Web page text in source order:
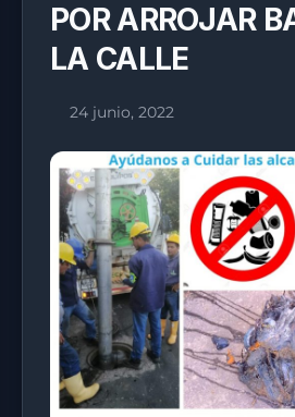
POR ARROJAR
LA CALLE
24 junio, 2022